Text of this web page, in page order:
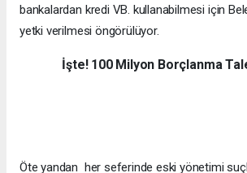
bankalardan kredi VB. kullanabilmesi için
yetki verilmesi öngörülüyor.
İşte! 100 Milyon Borçlanma
Öte yandan her seferinde eski yönetimi